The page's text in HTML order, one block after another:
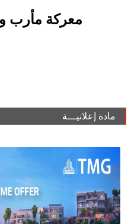
معركة مأرب
مادة إعلانيـــة